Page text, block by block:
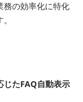
務の効率化に特化
たFAQ自動表示